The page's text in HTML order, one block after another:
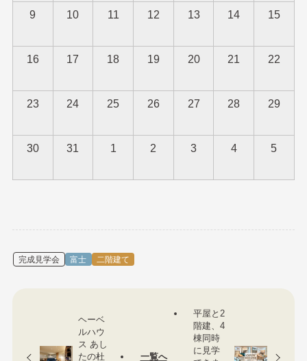
9 10 11 12 13 14 15
16 17 18 19 20 21 22
23 24 25 26 27 28 29
30 31 1 2 3 4 5
完成見学会 富士 二階建て
ヘーベ
ルハウ
ス あし
たの杜
一覧へ
平屋と2
階建、4
棟同時
に見学